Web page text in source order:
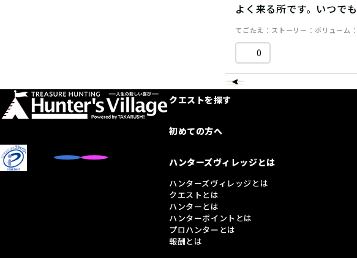
よく来る所です。いつで
てごたえ ストーリー ボリューム
0
クエストを探す
初めての方へ
ハンターズヴィレッジとは
ハンターズヴィレッジとは
クエストとは
ハンターとは
ハンターポイントとは
プロハンターとは
報酬とは